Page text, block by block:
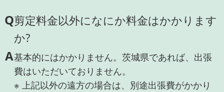
Q剪定料金以外になにか料金はかかります
か?
A基本的にはかかりません。茨城県であれば、出張
費はいただいておりません。
※ 上記以外の遠方の場合は、別途出張費がかかり